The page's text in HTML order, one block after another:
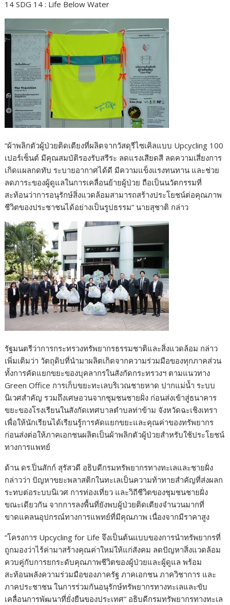
14 SDG 14 : Life Below Water
“ผ้าพลิกตัวผู้ป่วยติดเตียงที่ผลิตจากวัสดุรีไซเคิลแบบ Upcycling 100
เปอร์เซ็นต์ มีคุณสมบัติรองรับสรีระ ลดแรงเสียดสี ลดความเสี่ยงการ
เกิดแผลกดทับ ระบายอากาศได้ดี มีความแข็งแรงทนทาน และช่วย
ลดภาระของผู้ดูแลในการเคลื่อนย้ายผู้ป่วย ถือเป็นนวัตกรรมที่
สะท้อนว่าการอนุรักษ์สิ่งแวดล้อมสามารถสร้างประโยชน์ต่อคุณภาพ
ชีวิตของประชาชนได้อย่างเป็นรูปธรรม” นายสุชาติ กล่าว
รัฐมนตรีว่าการกระทรวงทรัพยากรธรรมชาติและสิ่งแวดล้อม กล่าว
เพิ่มเติมว่า วัตถุดิบที่นำมาผลิตเกิดจากความร่วมมือของทุกภาคส่วน
ทั้งการคัดแยกขยะของบุคลากรในสังกัดกระทรวงฯ ตามแนวทาง
Green Office การเก็บขยะทะเลบริเวณชายหาด ปากแม่น้ำ ระบบ
นิเวศสำคัญ รวมถึงเศษอวนจากชุมชนชายฝั่ง ก่อนส่งเข้าสู่ธนาคาร
ขยะของโรงเรียนในสังกัดเทศบาลตำบลท่าข้าม จังหวัดฉะเชิงเทรา
เพื่อให้นักเรียนได้เรียนรู้การคัดแยกขยะและคุณค่าของทรัพยากร
ก่อนส่งต่อให้ภาคเอกชนผลิตเป็นผ้าพลิกตัวผู้ป่วยสำหรับใช้ประโยชน์
ทางการแพทย์
ด้าน ดร.ปิ่นสักก์ สุรัสวดี อธิบดีกรมทรัพยากรทางทะเลและชายฝั่ง
กล่าวว่า ปัญหาขยะพลาสติกในทะเลเป็นความท้าทายสำคัญที่ส่งผลก
ระทบต่อระบบนิเวศ การท่องเที่ยว และวิถีชีวิตของชุมชนชายฝั่ง
ขณะเดียวกัน จากการลงพื้นที่ยังพบผู้ป่วยติดเตียงจำนวนมากที่
ขาดแคลนอุปกรณ์ทางการแพทย์ที่มีคุณภาพ เนื่องจากมีราคาสูง
“โครงการ Upcycling for Life จึงเป็นต้นแบบของการนำทรัพยากรที่
ถูกมองว่าไร้ค่ามาสร้างคุณค่าใหม่ให้แก่สังคม ลดปัญหาสิ่งแวดล้อม
ควบคู่กับการยกระดับคุณภาพชีวิตของผู้ป่วยและผู้ดูแล พร้อม
สะท้อนพลังความร่วมมือของภาครัฐ ภาคเอกชน ภาควิชาการ และ
ภาคประชาชน ในการร่วมกันอนุรักษ์ทรัพยากรทางทะเลและขับ
เคลื่อนการพัฒนาที่ยั่งยืนของประเทศ” อธิบดีกรมทรัพยากรทางทะเล